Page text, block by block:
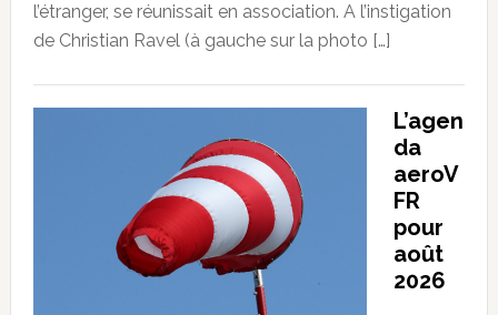
l’étranger, se réunissait en association. A l’instigation
de Christian Ravel (à gauche sur la photo […]
L’agen
da
aeroV
FR
pour
août
2026